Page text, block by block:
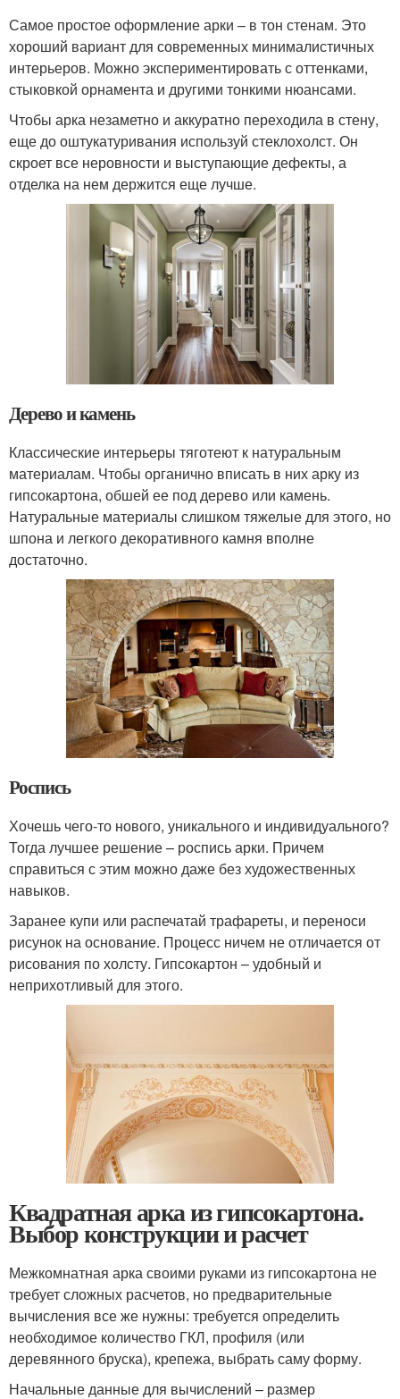
Самое простое оформление арки – в тон стенам. Это
хороший вариант для современных минималистичных
интерьеров. Можно экспериментировать с оттенками,
стыковкой орнамента и другими тонкими нюансами.
Чтобы арка незаметно и аккуратно переходила в стену,
еще до оштукатуривания используй стеклохолст. Он
скроет все неровности и выступающие дефекты, а
отделка на нем держится еще лучше.
Дерево и камень
Классические интерьеры тяготеют к натуральным
материалам. Чтобы органично вписать в них арку из
гипсокартона, обшей ее под дерево или камень.
Натуральные материалы слишком тяжелые для этого, но
шпона и легкого декоративного камня вполне
достаточно.
Роспись
Хочешь чего-то нового, уникального и индивидуального?
Тогда лучшее решение – роспись арки. Причем
справиться с этим можно даже без художественных
навыков.
Заранее купи или распечатай трафареты, и переноси
рисунок на основание. Процесс ничем не отличается от
рисования по холсту. Гипсокартон – удобный и
неприхотливый для этого.
Квадратная арка из гипсокартона.
Выбор конструкции и расчет
Межкомнатная арка своими руками из гипсокартона не
требует сложных расчетов, но предварительные
вычисления все же нужны: требуется определить
необходимое количество ГКЛ, профиля (или
деревянного бруска), крепежа, выбрать саму форму.
Начальные данные для вычислений – размер